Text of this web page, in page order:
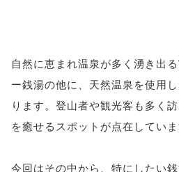
自然に恵まれ温泉が多く湧き出
ー銭湯の他に、天然温泉を使用
ります。登山者や観光客も多く
を癒せるスポットが点在していま
今回はその中から、特にしたい